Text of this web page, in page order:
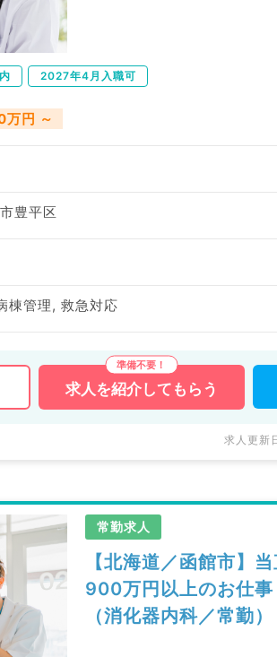
2027年4月入職可
円 ～
豊平区
棟管理, 救急対応
求人を紹介してもらう
求人更
常勤求人
【北海道／函館市】
900万円以上のお仕
（消化器内科／常勤）